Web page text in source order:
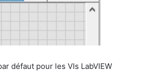
défaut pour les VIs LabVIEW